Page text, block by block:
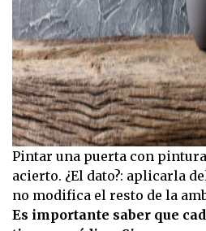
Pintar una puerta con
acierto. ¿El dato?: aplicarla
no modifica el resto de la
Es importante saber que